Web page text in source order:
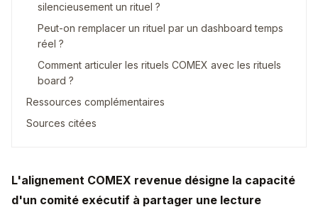
silencieusement un rituel ?
Peut-on remplacer un rituel par un dashboard temps
réel ?
Comment articuler les rituels COMEX avec les rituels
board ?
Ressources complémentaires
Sources citées
L'alignement COMEX revenue désigne la capacité
d'un comité exécutif à partager une lecture